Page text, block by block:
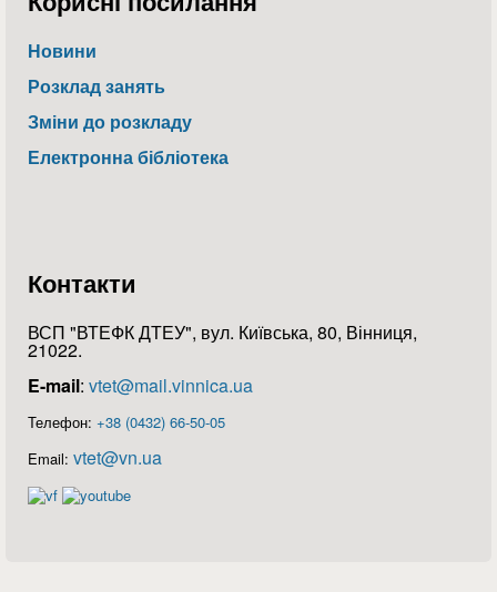
Новини
Розклад занять
Зміни до розкладу
Електронна бібліотека
Контакти
ВСП "ВТЕФК ДТЕУ", вул. Київська, 80, Вінниця,
21022.
E-mail: vtet@mail.vinnica.ua
Телефон: +38 (0432) 66-50-05
Email: vtet@vn.ua